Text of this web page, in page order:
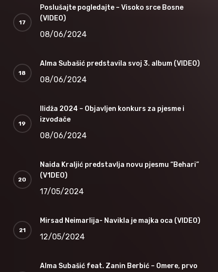
Poslušajte pogledajte – Visoko srce Bosne
(VIDEO)
08/06/2024
Alma Subašić predstavila svoj 3. album (VIDEO)
08/06/2024
Ilidža 2024 – Objavljen konkurs za pjesme i
izvođače
08/06/2024
Naida Kraljić predstavlja novu pjesmu “Behari”
(V1DEO)
17/05/2024
Mirsad Neimarlija- Navikla je majka oca (VIDEO)
12/05/2024
Alma Subašić feat. Zanin Berbić – Omere, prvo